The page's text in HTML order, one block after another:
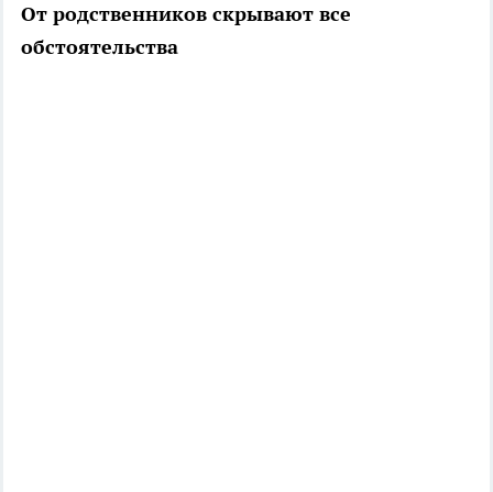
От родственников скрывают все
обстоятельства